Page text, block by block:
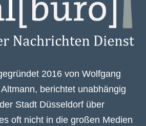
2016 von Wolfgang
berichtet unabhängig
Stadt Düsseldorf über
oft nicht in die großen Medien